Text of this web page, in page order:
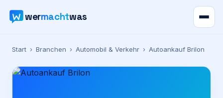
wermachtwas
Verzeichnis
Karte
Start › Branchen › Automobil & Verkehr › Autoankauf Brilon